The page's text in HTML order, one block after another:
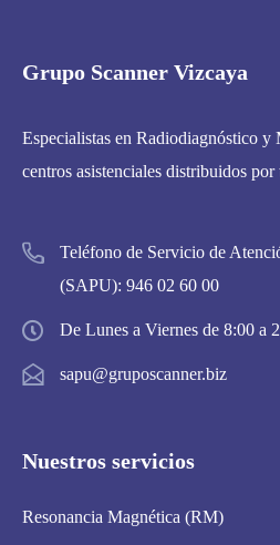
Grupo Scanner Vizcaya
Especialistas en Radiodiagnóstico
centros asistenciales distribuidos
Teléfono de Servicio de
(SAPU): 946 02 60 00
De Lunes a Viernes de 8:00 a
sapu@gruposcanner.biz
Nuestros servicios
Resonancia Magnética (RM)